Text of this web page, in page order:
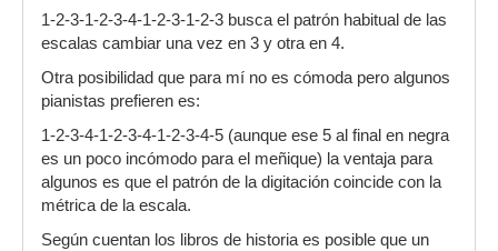
1-2-3-1-2-3-4-1-2-3-1-2-3 busca el patrón habitual de las
escalas cambiar una vez en 3 y otra en 4.
Otra posibilidad que para mí no es cómoda pero algunos
pianistas prefieren es:
1-2-3-4-1-2-3-4-1-2-3-4-5 (aunque ese 5 al final en negra
es un poco incómodo para el meñique) la ventaja para
algunos es que el patrón de la digitación coincide con la
métrica de la escala.
Según cuentan los libros de historia es posible que un